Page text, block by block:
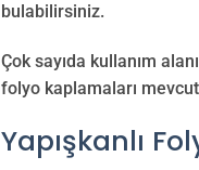
bulabilirsiniz.
Çok sayıda kullanım
folyo kaplamaları
Yapışkanlı